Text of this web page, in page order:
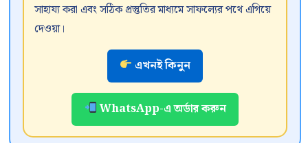
সাহায্য করা এবং সঠিক প্রস্তুতির মাধ্যমে সাফল্যের পথে এগিয়ে
দেওয়া।
এখনই কিনুন
WhatsApp-এ অর্ডার করুন